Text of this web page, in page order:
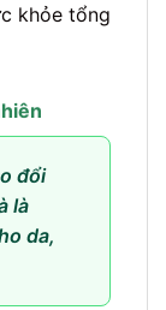
khỏe tổng
đổi
là
da,